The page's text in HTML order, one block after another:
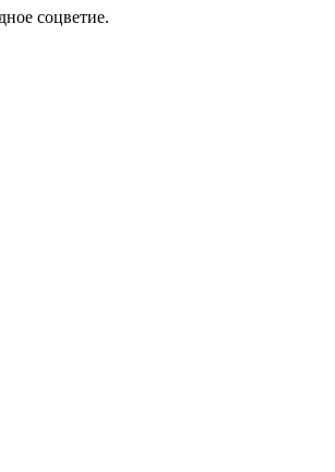
соцветие.